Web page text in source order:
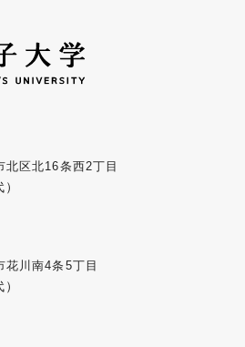
区北16条西2丁目
）
川南4条5丁目
）